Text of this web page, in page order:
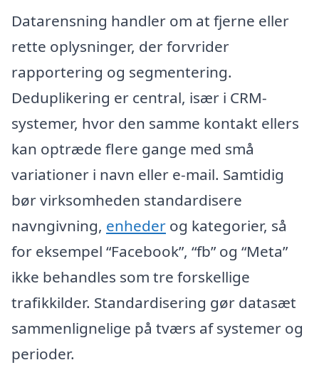
Datarensning handler om at fjerne eller
rette oplysninger, der forvrider
rapportering og segmentering.
Deduplikering er central, især i CRM-
systemer, hvor den samme kontakt ellers
kan optræde flere gange med små
variationer i navn eller e-mail. Samtidig
bør virksomheden standardisere
navngivning, enheder og kategorier, så
for eksempel “Facebook”, “fb” og “Meta”
ikke behandles som tre forskellige
trafikkilder. Standardisering gør datasæt
sammenlignelige på tværs af systemer og
perioder.